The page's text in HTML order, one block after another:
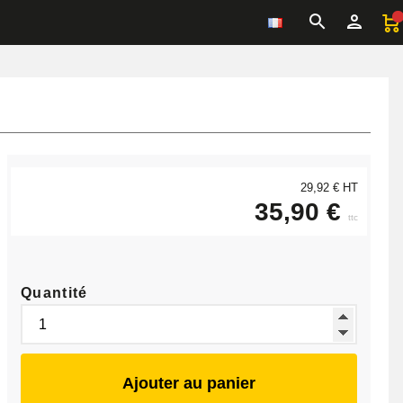
29,92 € HT
35,90 € ttc
Quantité
Ajouter au panier